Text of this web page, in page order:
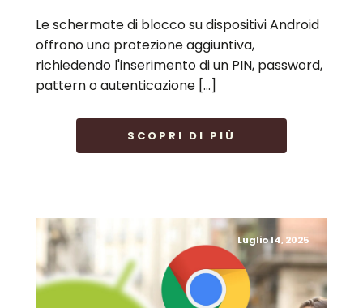
Le schermate di blocco su dispositivi Android
offrono una protezione aggiuntiva,
richiedendo l'inserimento di un PIN, password,
pattern o autenticazione […]
SCOPRI DI PIÙ
Luglio 14, 2025